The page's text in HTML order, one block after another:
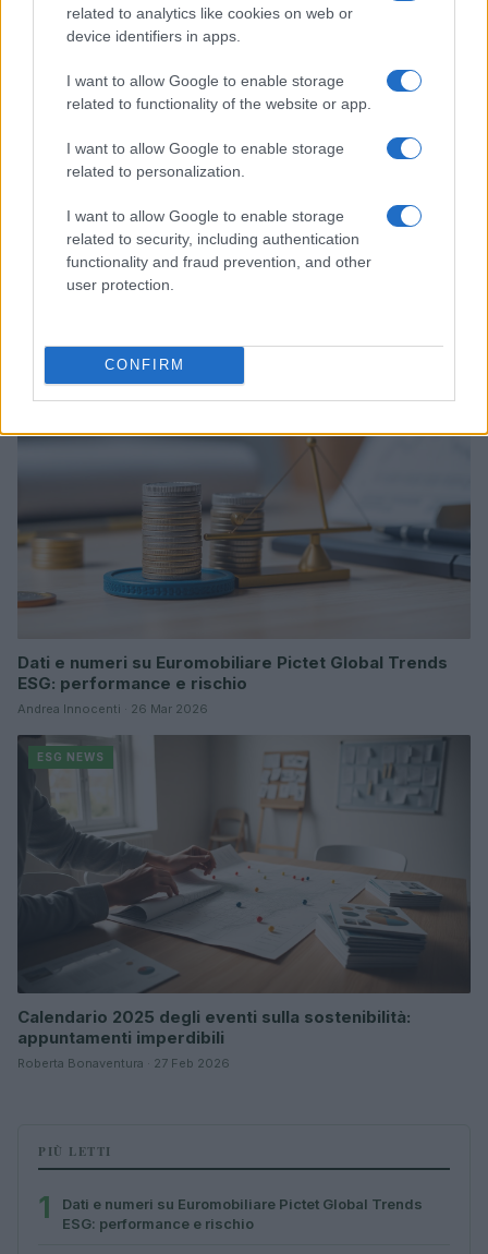
related to analytics like cookies on web or
device identifiers in apps.
I want to allow Google to enable storage
related to functionality of the website or app.
I want to allow Google to enable storage
related to personalization.
I want to allow Google to enable storage
related to security, including authentication
functionality and fraud prevention, and other
user protection.
CONFIRM
Ilaria Galli · 15 Giu 2026
ESG NEWS
Dati e numeri su Euromobiliare Pictet Global Trends
ESG: performance e rischio
Andrea Innocenti · 26 Mar 2026
ESG NEWS
Calendario 2025 degli eventi sulla sostenibilità:
appuntamenti imperdibili
Roberta Bonaventura · 27 Feb 2026
PIÙ LETTI
1
Dati e numeri su Euromobiliare Pictet Global Trends
ESG: performance e rischio